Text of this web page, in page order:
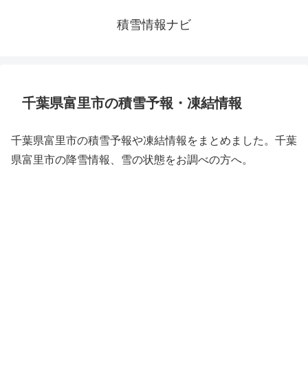
積雪情報ナビ
千葉県富里市の積雪予報・凍結情報
千葉県富里市の積雪予報や凍結情報をまとめました。千葉
県富里市の降雪情報、雪の状態をお調べの方へ。